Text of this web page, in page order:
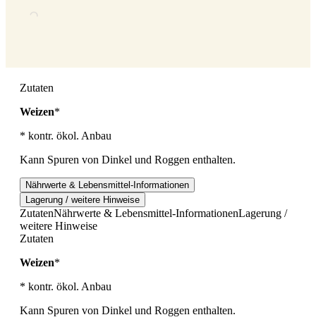
Zutaten
Weizen*
* kontr. ökol. Anbau
Kann Spuren von Dinkel und Roggen enthalten.
Nährwerte & Lebensmittel-Informationen
Lagerung / weitere Hinweise
ZutatenNährwerte & Lebensmittel-InformationenLagerung /
weitere Hinweise
Zutaten
Weizen*
* kontr. ökol. Anbau
Kann Spuren von Dinkel und Roggen enthalten.